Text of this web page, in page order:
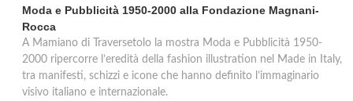
Moda e Pubblicità 1950-2000 alla Fondazione Magnani-
Rocca
A Mamiano di Traversetolo la mostra Moda e Pubblicità 1950-
2000 ripercorre l’eredità della fashion illustration nel Made in Italy,
tra manifesti, schizzi e icone che hanno definito l’immaginario
visivo italiano e internazionale.